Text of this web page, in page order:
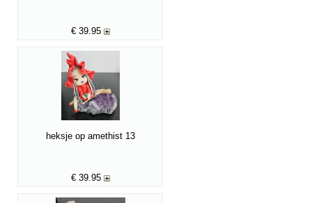
€ 39.95
heksje op amethist 13
€ 39.95